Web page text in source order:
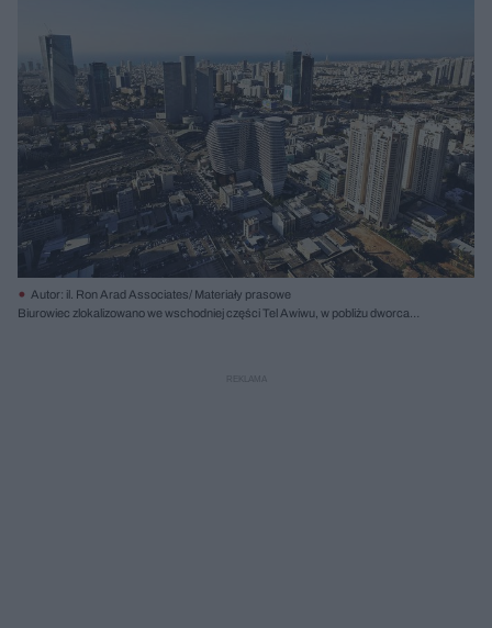
Autor: il. Ron Arad Associates/ Materiały prasowe
Biurowiec zlokalizowano we wschodniej części Tel Awiwu, w pobliżu dworca